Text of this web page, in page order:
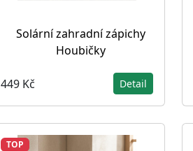
Solární zahradní zápichy
Houbičky
449 Kč Detail
TOP